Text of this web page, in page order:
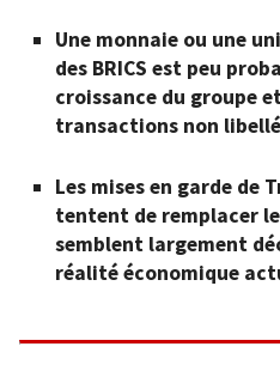
Une monnaie ou une
des BRICS est peu
croissance du groupe
transactions non
Les mises en garde de
tentent de remplacer
semblent largement
réalité économique